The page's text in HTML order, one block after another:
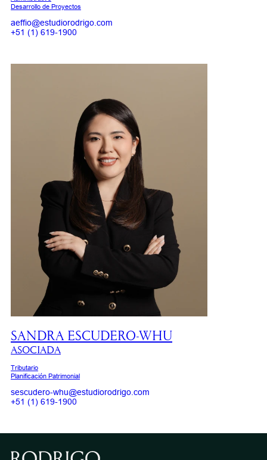
Desarrollo de Proyectos
aeffio@estudiorodrigo.com
+51 (1) 619-1900
SANDRA ESCUDERO-WHU
ASOCIADA
Tributario
Planificación Patrimonial
sescudero-whu@estudiorodrigo.com
+51 (1) 619-1900